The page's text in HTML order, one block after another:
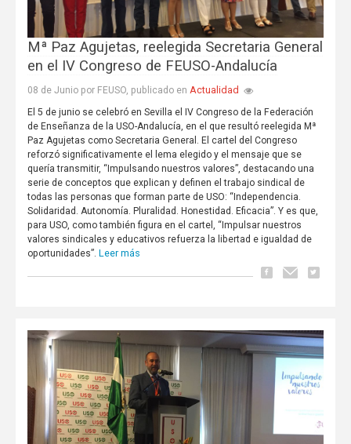
Mª Paz Agujetas, reelegida Secretaria General
en el IV Congreso de FEUSO-Andalucía
08 de Junio por FEUSO, publicado en Actualidad
El 5 de junio se celebró en Sevilla el IV Congreso de la Federación
de Enseñanza de la USO-Andalucía, en el que resultó reelegida Mª
Paz Agujetas como Secretaria General. El cartel del Congreso
reforzó significativamente el lema elegido y el mensaje que se
quería transmitir, “Impulsando nuestros valores”, destacando una
serie de conceptos que explican y definen el trabajo sindical de
todas las personas que forman parte de USO: “Independencia.
Solidaridad. Autonomía. Pluralidad. Honestidad. Eficacia”. Y es que,
para USO, como también figura en el cartel, “Impulsar nuestros
valores sindicales y educativos refuerza la libertad e igualdad de
oportunidades”. Leer más